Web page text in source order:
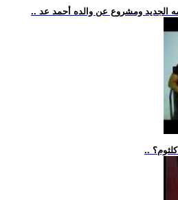
الجديد ومشروع عن والده أحمد عد